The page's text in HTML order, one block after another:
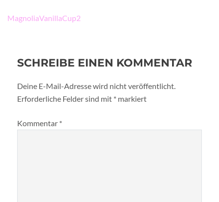
Beitragsnavigation
MagnoliaVanillaCup2
SCHREIBE EINEN KOMMENTAR
Deine E-Mail-Adresse wird nicht veröffentlicht.
Erforderliche Felder sind mit * markiert
Kommentar *